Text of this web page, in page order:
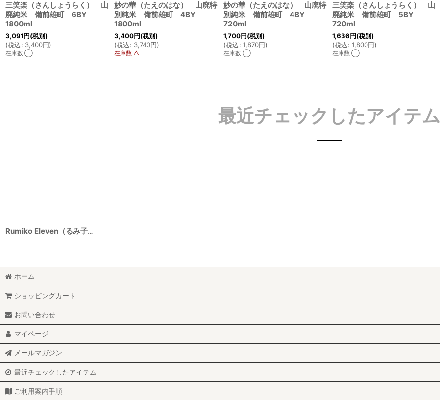
三笑楽（さんしょうらく） 山
廃純米 備前雄町 6BY
1800ml
3,091円(税別)
(税込: 3,400円)
在庫数 ◯
妙の華（たえのはな） 山廃特
別純米 備前雄町 4BY
1800ml
3,400円(税別)
(税込: 3,740円)
在庫数 △
妙の華（たえのはな） 山廃特
別純米 備前雄町 4BY
720ml
1,700円(税別)
(税込: 1,870円)
在庫数 ◯
三笑楽（さんしょうらく） 山
廃純米 備前雄町 5BY
720ml
1,636円(税別)
(税込: 1,800円)
在庫数 ◯
最近チェックしたアイテム
Rumiko Eleven（るみ子 イレブン） 山廃特別純米 備前雄町 7BY 720ml
ホーム
ショッピングカート
お問い合わせ
マイページ
メールマガジン
最近チェックしたアイテム
ご利用案内手順